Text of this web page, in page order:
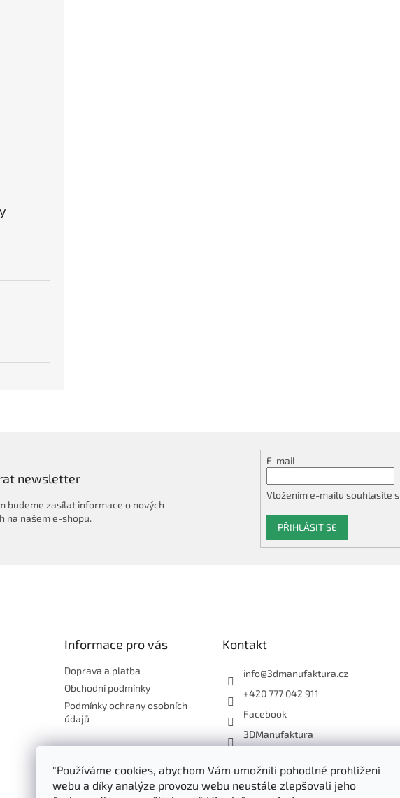
"Používáme cookies, abychom Vám umožnili pohodlné prohlížení
webu a díky analýze provozu webu neustále zlepšovali jeho
newsletter
budeme zasílat informace o nových
na našem e-shopu.
E-mail
Vložením e-mailu souhlasíte s
PŘIHLÁSIT SE
Informace pro vás
Doprava a platba
Obchodní podmínky
Podmínky ochrany osobních
údajů
Kontakt
info@3dmanufaktura.cz
+420 777 042 911
Facebook
3DManufaktura
Shoptet.cz 3D Manufaktura s.r.o.